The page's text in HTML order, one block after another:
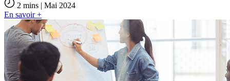
2 mins | Mai 2024
En savoir +